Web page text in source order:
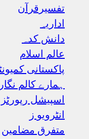
تفسیرقرآن
اداریہ
دانش کدہ
عالم اسلام
پاکستانی
ہمارے کالم نگار
اسپیشل رپورٹز
انٹرویو ز
متفرق مضامین